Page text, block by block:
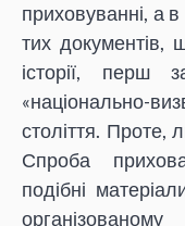
приховуванні, а
тих документів,
історії, перш
«національно-
століття. Проте,
Спроба
подібні